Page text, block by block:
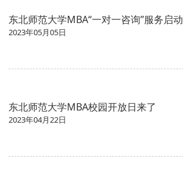
东北师范大学MBA“一对一咨询”服务启动
2023年05月05日
东北师范大学MBA校园开放日来了
2023年04月22日